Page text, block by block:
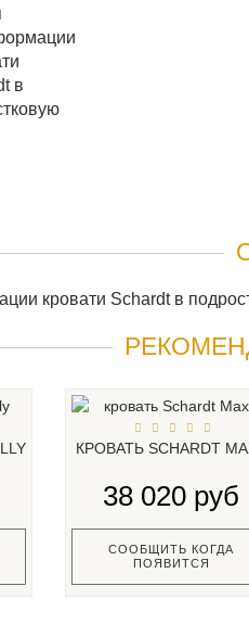
кровати Schardt в
КРОВАТЬ SCHARDT
38 020 руб
СООБЩИТЬ КОГДА
ПОЯВИТСЯ